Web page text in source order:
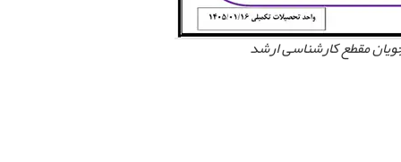
مقطع کارشناسی ارشد